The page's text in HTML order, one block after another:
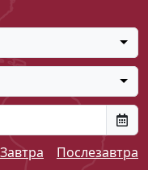
Завтра Послезавтра